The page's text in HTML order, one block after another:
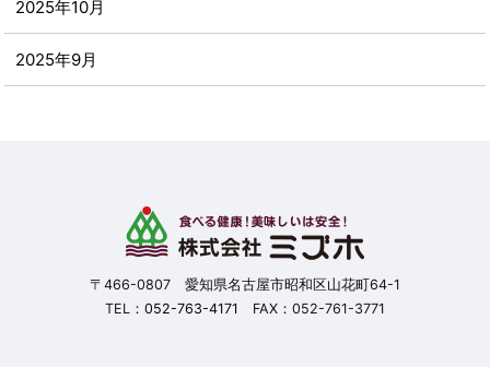
2025年10月
2025年9月
〒466-0807 愛知県名古屋市昭和区山花町64-1
TEL： 052-763-4171 FAX：052-761-3771